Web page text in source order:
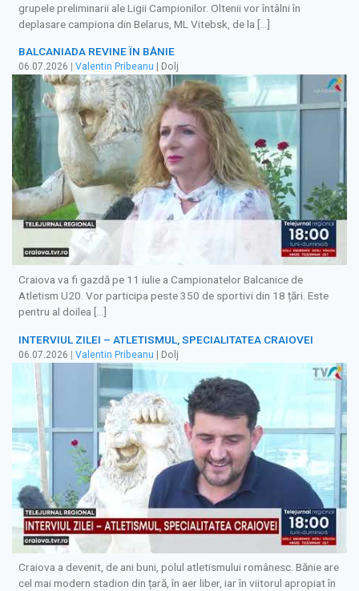
grupele preliminarii ale Ligii Campionilor. Oltenii vor întâlni în
deplasare campiona din Belarus, ML Vitebsk, de la […]
BALCANIADA REVINE ÎN BĂNIE
06.07.2026 Valentin Pribeanu | Dolj
Craiova va fi gazdă pe 11 iulie a Campionatelor Balcanice de
Atletism U20. Vor participa peste 350 de sportivi din 18 țări. Este
pentru al doilea […]
INTERVIUL ZILEI – ATLETISMUL, SPECIALITATEA CRAIOVEI
06.07.2026 | Valentin Pribeanu | Dolj
Craiova a devenit, de ani buni, polul atletismului românesc. Bănie are
cel mai modern stadion din țară, în aer liber, iar în viitorul apropiat în